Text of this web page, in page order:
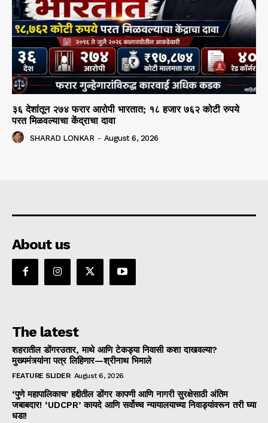
३६ देशांतून २७४ फरार आरोपी भारतात; १८ हजार ७६२ कोटी रुपये
परत मिळवल्याचा केंद्राचा दावा
SHARAD LONKAR - August 6, 2026
About us
The latest
शहरातील डोंगरउतार, माथे आणि टेकड्या निवासी कशा दाखवल्या?
मुख्यमंत्र्यांना पत्र लिहिणार—श्रीनाथ भिमाले
FEATURE SLIDER August 6, 2026
‘पुणे महापालिकाच’ हद्दीतील डोंगर कापणी आणि नागरी सुरक्षेसाठी अंतिम
जबाबदार! ‘UDCPR’ कायदे आणि सर्वोच्च न्यायालयाच्या निवाड्यांवरून तरी घ्या
धडा!